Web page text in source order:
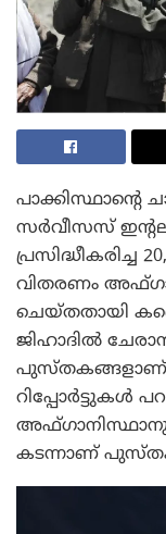
പാക്കിസ്ഥാന്റെ
സര്‍വീസസ്
വിതരണം
ചെയ്തതായി
ജിഹാദില്‍
പുസ്തകങ്ങളാണ്
റിപ്പോര്‍ട്ടുകള്‍
കടന്നാണ്